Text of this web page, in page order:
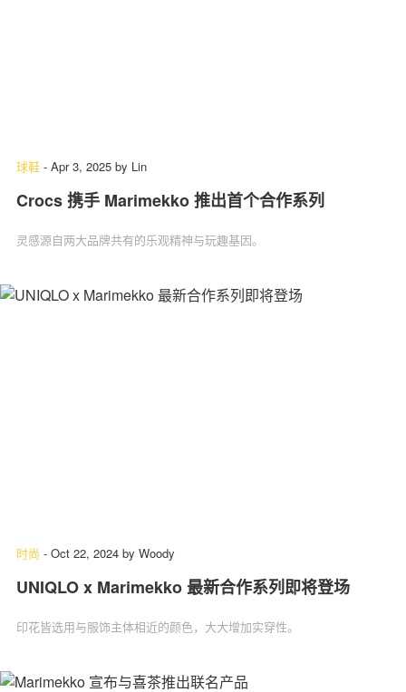
球鞋 - Apr 3, 2025 by Lin
Crocs 携手 Marimekko 推出首个合作系列
灵感源自两大品牌共有的乐观精神与玩趣基因。
时尚 - Oct 22, 2024 by Woody
UNIQLO x Marimekko 最新合作系列即将登场
印花皆选用与服饰主体相近的颜色，大大增加实穿性。